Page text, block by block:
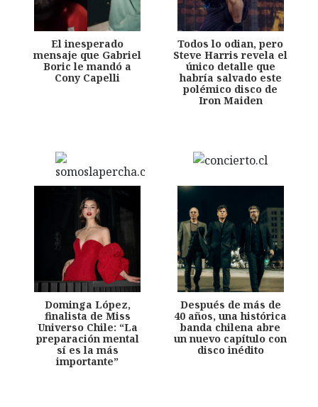
El inesperado
mensaje que Gabriel
Boric le mandó a
Cony Capelli
Todos lo odian, pero
Steve Harris revela el
único detalle que
habría salvado este
polémico disco de
Iron Maiden
Dominga López,
finalista de Miss
Universo Chile: “La
preparación mental
sí es la más
importante”
Después de más de
40 años, una histórica
banda chilena abre
un nuevo capítulo con
disco inédito